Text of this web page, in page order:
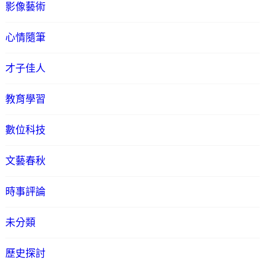
影像藝術
心情隨筆
才子佳人
教育學習
數位科技
文藝春秋
時事評論
未分類
歷史探討